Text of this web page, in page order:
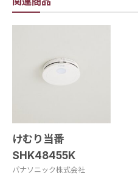
けむり当番
SHK48455K
パナソニック株式会社